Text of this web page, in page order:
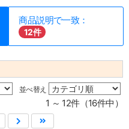
商品説明で一致：
12件
並べ替え
1 ～ 12件（16件中）